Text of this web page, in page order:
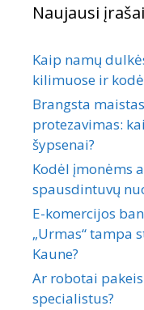
Naujausi įrašai
Kaip namų
kilimuose ir
Brangsta
protezavimas:
šypsenai?
Kodėl įmonėms
spausdintuvų
E-komercijos
„Urmas“ tampa
Kaune?
Ar robotai
specialistus?